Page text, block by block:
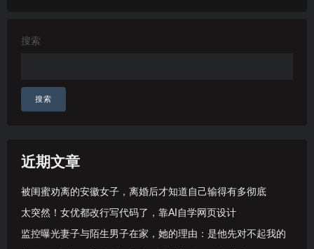
搜索
搜索
近期文章
被闺蜜劝离的安徽女子，离婚后才知道自己输得有多彻底
太突然！女优都改行写代码了，靠AI自学网页设计
监控曝光妻子与陌生男子在家，她的理由：是他先对不起我的